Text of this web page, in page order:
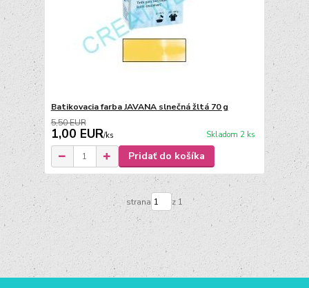
Batikovacia farba JAVANA slnečná žltá 70 g
5,50 EUR
1,00 EUR/ks Skladom 2 ks
Pridať do košíka
strana z 1